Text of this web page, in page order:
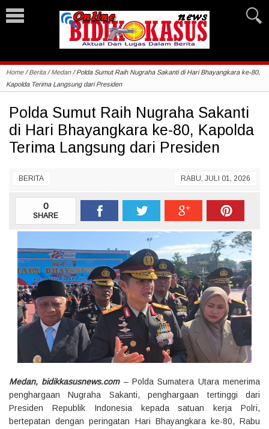
Home/Berita/Medan/Polda Sumut Raih Nugraha Sakanti di Hari Bhayangkara ke-80,
Kapolda Terima Langsung dari Presiden
Polda Sumut Raih Nugraha Sakanti
di Hari Bhayangkara ke-80, Kapolda
Terima Langsung dari Presiden
BERITA RABU, JULI 01, 2026
0
SHARE
Medan, bidikkasusnews.com– Polda Sumatera Utara menerima
penghargaan Nugraha Sakanti, penghargaan tertinggi dari
Presiden Republik Indonesia kepada satuan kerja Polri,
bertepatan dengan peringatan Hari Bhayangkara ke-80, Rabu